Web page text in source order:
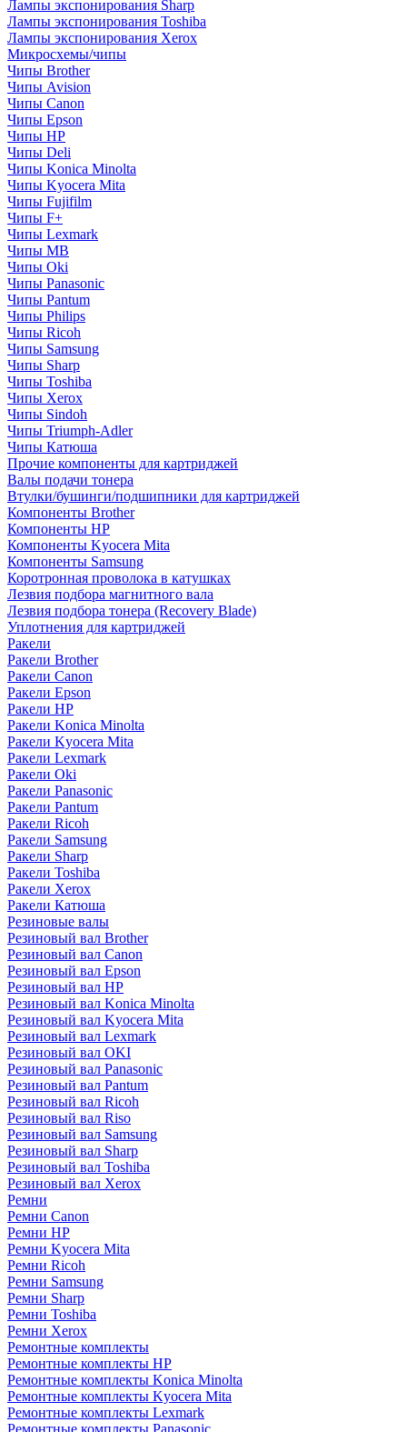
Лампы экспонирования Sharp
Лампы экспонирования Toshiba
Лампы экспонирования Xerox
Микросхемы/чипы
Чипы Brother
Чипы Avision
Чипы Canon
Чипы Epson
Чипы HP
Чипы Deli
Чипы Konica Minolta
Чипы Kyocera Mita
Чипы Fujifilm
Чипы F+
Чипы Lexmark
Чипы MB
Чипы Oki
Чипы Panasonic
Чипы Pantum
Чипы Philips
Чипы Ricoh
Чипы Samsung
Чипы Sharp
Чипы Toshiba
Чипы Xerox
Чипы Sindoh
Чипы Triumph-Adler
Чипы Катюша
Прочие компоненты для картриджей
Валы подачи тонера
Втулки/бушинги/подшипники для картриджей
Компоненты Brother
Компоненты HP
Компоненты Kyocera Mita
Компоненты Samsung
Коротронная проволока в катушках
Лезвия подбора магнитного вала
Лезвия подбора тонера (Recovery Blade)
Уплотнения для картриджей
Ракели
Ракели Brother
Ракели Canon
Ракели Epson
Ракели HP
Ракели Konica Minolta
Ракели Kyocera Mita
Ракели Lexmark
Ракели Oki
Ракели Panasonic
Ракели Pantum
Ракели Ricoh
Ракели Samsung
Ракели Sharp
Ракели Toshiba
Ракели Xerox
Ракели Катюша
Резиновые валы
Резиновый вал Brother
Резиновый вал Canon
Резиновый вал Epson
Резиновый вал HP
Резиновый вал Konica Minolta
Резиновый вал Kyocera Mita
Резиновый вал Lexmark
Резиновый вал OKI
Резиновый вал Panasonic
Резиновый вал Pantum
Резиновый вал Ricoh
Резиновый вал Riso
Резиновый вал Samsung
Резиновый вал Sharp
Резиновый вал Toshiba
Резиновый вал Xerox
Ремни
Ремни Canon
Ремни HP
Ремни Kyocera Mita
Ремни Ricoh
Ремни Samsung
Ремни Sharp
Ремни Toshiba
Ремни Xerox
Ремонтные комплекты
Ремонтные комплекты HP
Ремонтные комплекты Konica Minolta
Ремонтные комплекты Kyocera Mita
Ремонтные комплекты Lexmark
Ремонтные комплекты Panasonic